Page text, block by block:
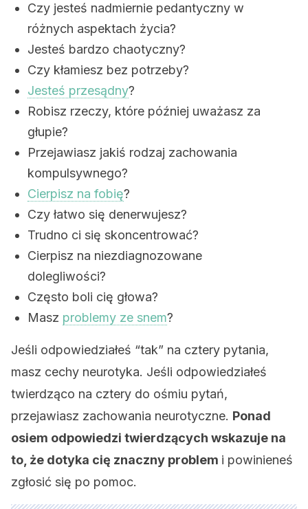
Czy jesteś nadmiernie pedantyczny w
różnych aspektach życia?
Jesteś bardzo chaotyczny?
Czy kłamiesz bez potrzeby?
Jesteś przesądny?
Robisz rzeczy, które później uważasz za
głupie?
Przejawiasz jakiś rodzaj zachowania
kompulsywnego?
Cierpisz na fobię?
Czy łatwo się denerwujesz?
Trudno ci się skoncentrować?
Cierpisz na niezdiagnozowane
dolegliwości?
Często boli cię głowa?
Masz problemy ze snem?
Jeśli odpowiedziałeś “tak” na cztery pytania,
masz cechy neurotyka. Jeśli odpowiedziałeś
twierdząco na cztery do ośmiu pytań,
przejawiasz zachowania neurotyczne. Ponad
osiem odpowiedzi twierdzących wskazuje na
to, że dotyka cię znaczny problem i powinieneś
zgłosić się po pomoc.